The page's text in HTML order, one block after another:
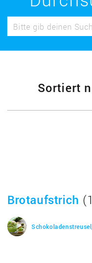
Sortiert
Brotaufstrich